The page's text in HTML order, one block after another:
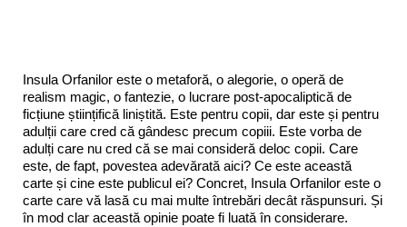
Insula Orfanilor este o metaforă, o alegorie, o operă de
realism magic, o fantezie, o lucrare post-apocaliptică de
ficțiune științifică liniștită. Este pentru copii, dar este și pentru
adulții care cred că gândesc precum copiii. Este vorba de
adulți care nu cred că se mai consideră deloc copii. Care
este, de fapt, povestea adevărată aici? Ce este această
carte și cine este publicul ei? Concret, Insula Orfanilor este o
carte care vă lasă cu mai multe întrebări decât răspunsuri. Și
în mod clar această opinie poate fi luată în considerare.